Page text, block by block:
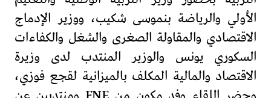
الأولي والرياضة بنموسى شكيب، ووزير الإدماج
الاقتصادي والمقاولة الصغرى والشغل والكفاءات
السكوري يونس والوزير المنتدب لدى وزيرة
الاقتصاد والمالية المكلف بالميزانية لقجع فوزي،